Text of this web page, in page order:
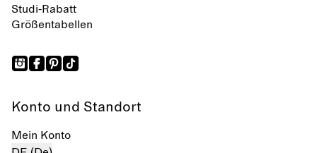
Studi-Rabatt
Größentabellen
Konto und Standort
Mein Konto